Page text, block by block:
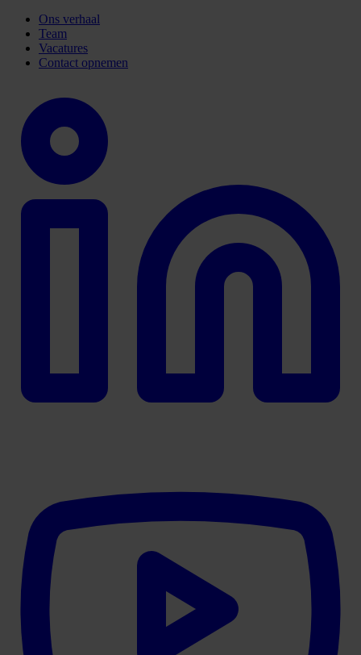
Ons verhaal
Team
Vacatures
Contact opnemen